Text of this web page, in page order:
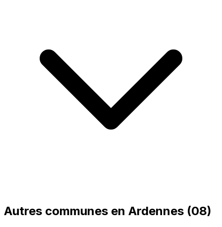
Autres communes en Ardennes (08)